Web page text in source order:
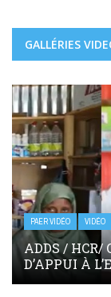
GALLÉRIES
PAER VIDÉO VIDÉO
ADDS / HCR/
D’APPUI À